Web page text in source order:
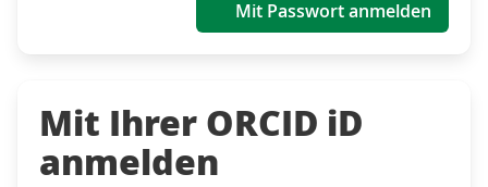
Mit Passwort anmelden
Mit Ihrer ORCID iD
anmelden